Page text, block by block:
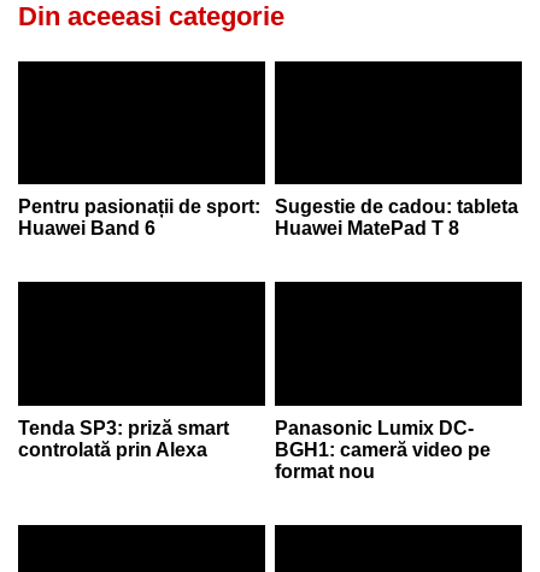
Din aceeasi categorie
Pentru pasionații de sport:
Huawei Band 6
Sugestie de cadou: tableta
Huawei MatePad T 8
Tenda SP3: priză smart
controlată prin Alexa
Panasonic Lumix DC-
BGH1: cameră video pe
format nou